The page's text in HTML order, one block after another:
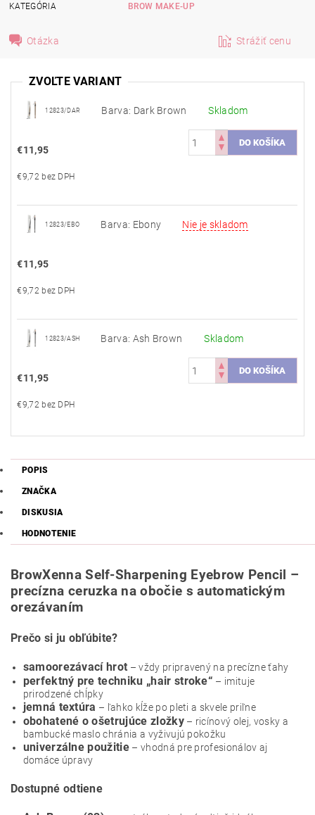
KATEGÓRIA
BROW MAKE-UP
Otázka Strážiť cenu
ZVOĽTE VARIANT
12823/DAR Barva: Dark Brown Skladom
€11,95
€9,72 bez DPH
12823/EBO Barva: Ebony Nie je skladom
€11,95
€9,72 bez DPH
12823/ASH Barva: Ash Brown Skladom
€11,95
€9,72 bez DPH
POPIS
ZNAČKA
DISKUSIA
HODNOTENIE
BrowXenna Self-Sharpening Eyebrow Pencil –
precízna ceruzka na obočie s automatickým
orezávaním
Prečo si ju obľúbite?
samoorezávací hrot – vždy pripravený na precízne ťahy
perfektný pre techniku „hair stroke“ – imituje
prirodzené chĺpky
jemná textúra – ľahko kĺže po pleti a skvele priľne
obohatené o ošetrujúce zložky– ricínový olej, vosky a
bambucké maslo chránia a vyživujú pokožku
univerzálne použitie – vhodná pre profesionálov aj
domáce úpravy
Dostupné odtiene